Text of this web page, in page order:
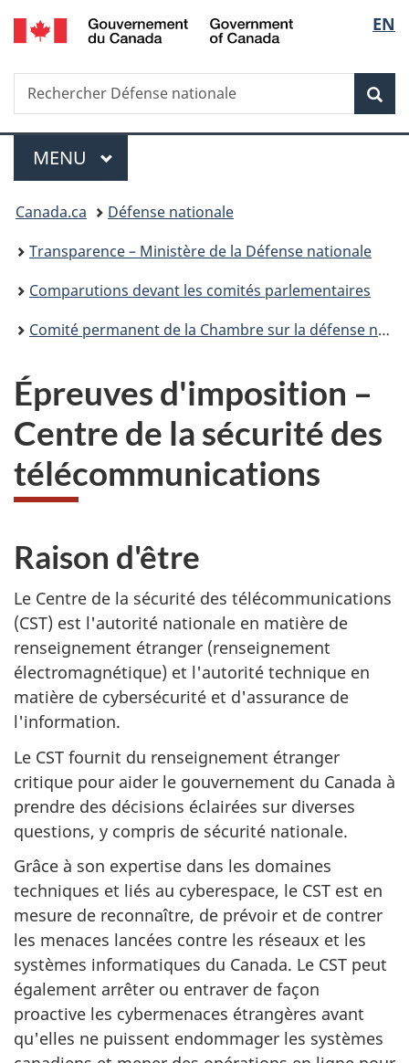
Passer
au
principal
Passer
à
Au
du
Passer
au
de
section
Passer
à
version
simplifiée
de
la
EN
Recherche
Rechercher
Défense
Menu
MENU PRINCIPAL
Vous
êtes
ici :
Canada.ca
Défense nationale
Transparence – Ministère de la Défense nationale
Comparutions devant les comités parlementaires
Comité permanent de la Chambre sur la défense nationale (NDDN) – Budget principal des dépenses 2023-2024 - 2 mai 2023
Épreuves d'imposition –
Centre de la sécurité des
télécommunications
Raison d'être
Le Centre de la sécurité des télécommunications
(CST) est l'autorité nationale en matière de
renseignement étranger (renseignement
électromagnétique) et l'autorité technique en
matière de cybersécurité et d'assurance de
l'information.
Le CST fournit du renseignement étranger
critique pour aider le gouvernement du Canada à
prendre des décisions éclairées sur diverses
questions, y compris de sécurité nationale.
Grâce à son expertise dans les domaines
techniques et liés au cyberespace, le CST est en
mesure de reconnaître, de prévoir et de contrer
les menaces lancées contre les réseaux et les
systèmes informatiques du Canada. Le CST peut
également arrêter ou entraver de façon
proactive les cybermenaces étrangères avant
qu'elles ne puissent endommager les systèmes